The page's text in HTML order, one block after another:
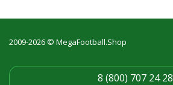
2009-2026 © MegaFootball.Shop
8 (800) 707 24 28